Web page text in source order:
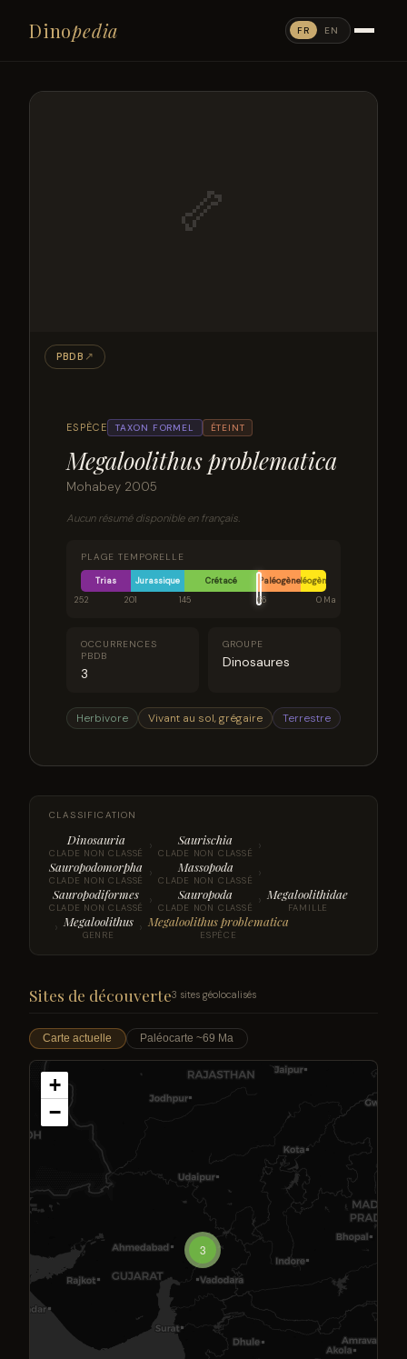
Dinopedia FR EN
ESPÈCE TAXON FORMEL ÉTEINT
Megaloolithus problematica
Mohabey 2005
Aucun résumé disponible en français.
PLAGE TEMPORELLE
Trias Jurassique Crétacé PaléogèneNéogène
252
201 145 66 0 Ma
OCCURRENCES
PBDB
3
GROUPE
Dinosaures
Herbivore Vivant au sol, grégaire Terrestre
🦴
PBDB ↗
CLASSIFICATION
Dinosauria
CLADE NON CLASSÉ › Saurischia
CLADE NON CLASSÉ ›
Sauropodomorpha
CLADE NON CLASSÉ › Massopoda
CLADE NON CLASSÉ ›
Sauropodiformes
CLADE NON CLASSÉ › Sauropoda
CLADE NON CLASSÉ › Megaloolithidae
FAMILLE
› Megaloolithus
GENRE › Megaloolithus problematica
ESPÈCE
Sites de découverte3 sites géolocalisés
Carte actuelle Paléocarte ~69 Ma
3
+
−